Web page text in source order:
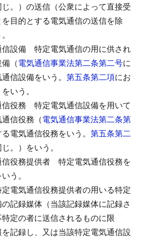
。）の送信（公衆によって直接受
目的とする電気通信の送信を除
設備
特定電気通信の用に供され
（電気通信事業法第二条第二号に
信設備をいう。 第五条第二項にお
いう。
役務
特定電気通信設備を用いて
信役務（電気通信事業法第二条第
電気通信役務をいう。 第五条第二
。）をいう。
役務提供者
特定電気通信役務を
う。
電気通信役務提供者の用いる特定
記録媒体（当該記録媒体に記録さ
定の者に送信されるものに限
記録し、又は当該特定電気通信設